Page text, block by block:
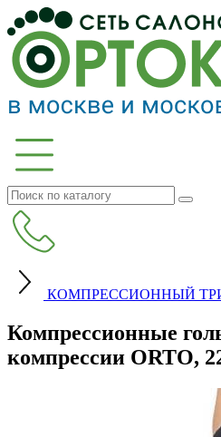
КОМПРЕССИОННЫЙ
Компрессионные
компрессии ORTO,